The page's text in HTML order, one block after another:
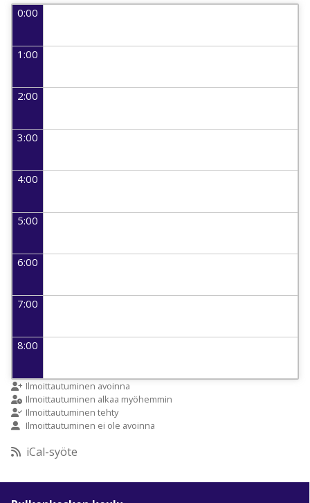
0:00
1:00
2:00
3:00
4:00
5:00
6:00
7:00
8:00
9:00
10:00
Ilmoittautuminen avoinna
Ilmoittautuminen alkaa myöhemmin
Ilmoittautuminen tehty
Ilmoittautuminen ei ole avoinna
iCal-syöte